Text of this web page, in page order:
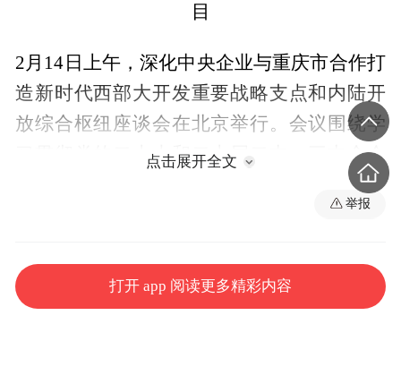
目
2月14日上午，深化中央企业与重庆市合作打
造新时代西部大开发重要战略支点和内陆开
放综合枢纽座谈会在北京举行。会议围绕学
习贯彻党的二十大和二十届二中、三中全会
精神，深化落实习近平总书记视察重庆重要
讲话重要指示精神，聚焦做实“两大定位”、
更高水平、更宽领域、更深层次合作，打造
引领性、标志性合作成果，携手推动习近平
点击展开全文
举报
打开 app 阅读更多精彩内容